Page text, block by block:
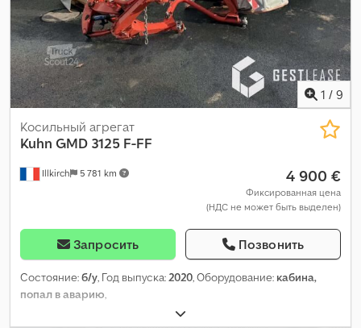
1 / 9
Illkirch 5 781 km
Косильный агрегат
Kuhn GMD 3125 F-FF
4 900 €
Фиксированная цена
(НДС не может быть выделен)
Запросить Позвонить
Состояние:б/у, Год выпуска:2020, Оборудование: кабина,
попал в аварию,